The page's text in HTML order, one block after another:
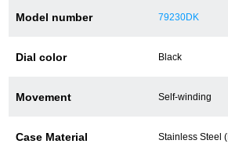
腕時計サイズ調整サービス
店舗受け取りサービス
Model number 79230DK
Dial color Black
Movement Self-winding
Case Material Stainless Steel